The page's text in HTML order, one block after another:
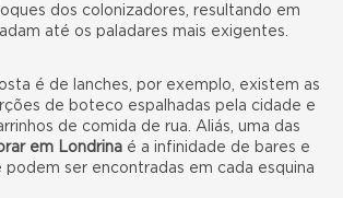
dos colonizadores, resultando em
até os paladares mais exigentes.
é de lanches, por exemplo, existem as
de boteco espalhadas pela cidade e
de comida de rua. Aliás, uma das
em Londrina é a infinidade de bares e
podem ser encontradas em cada esquina